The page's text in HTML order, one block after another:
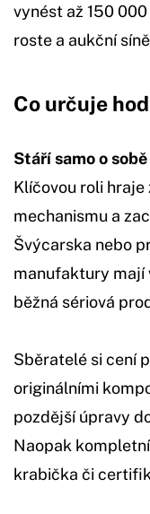
vynést až 150
roste a aukční
Co určuje
Stáří samo o
Klíčovou roli
mechanismu a
Švýcarska nebo
manufaktury mají
běžná sériová
Sběratelé si cení
originálními
pozdější úpravy
Naopak
krabička či